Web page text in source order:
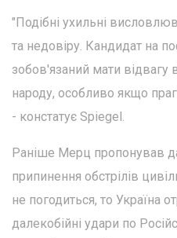
"Подібні ухильні
та недовіру. Кандидат на
зобов'язаний мати відвагу
народу, особливо якщо
- констатує Spiegel.
Раніше Мерц пропонував
припинення обстрілів
не погодиться, то Україна
далекобійні удари по